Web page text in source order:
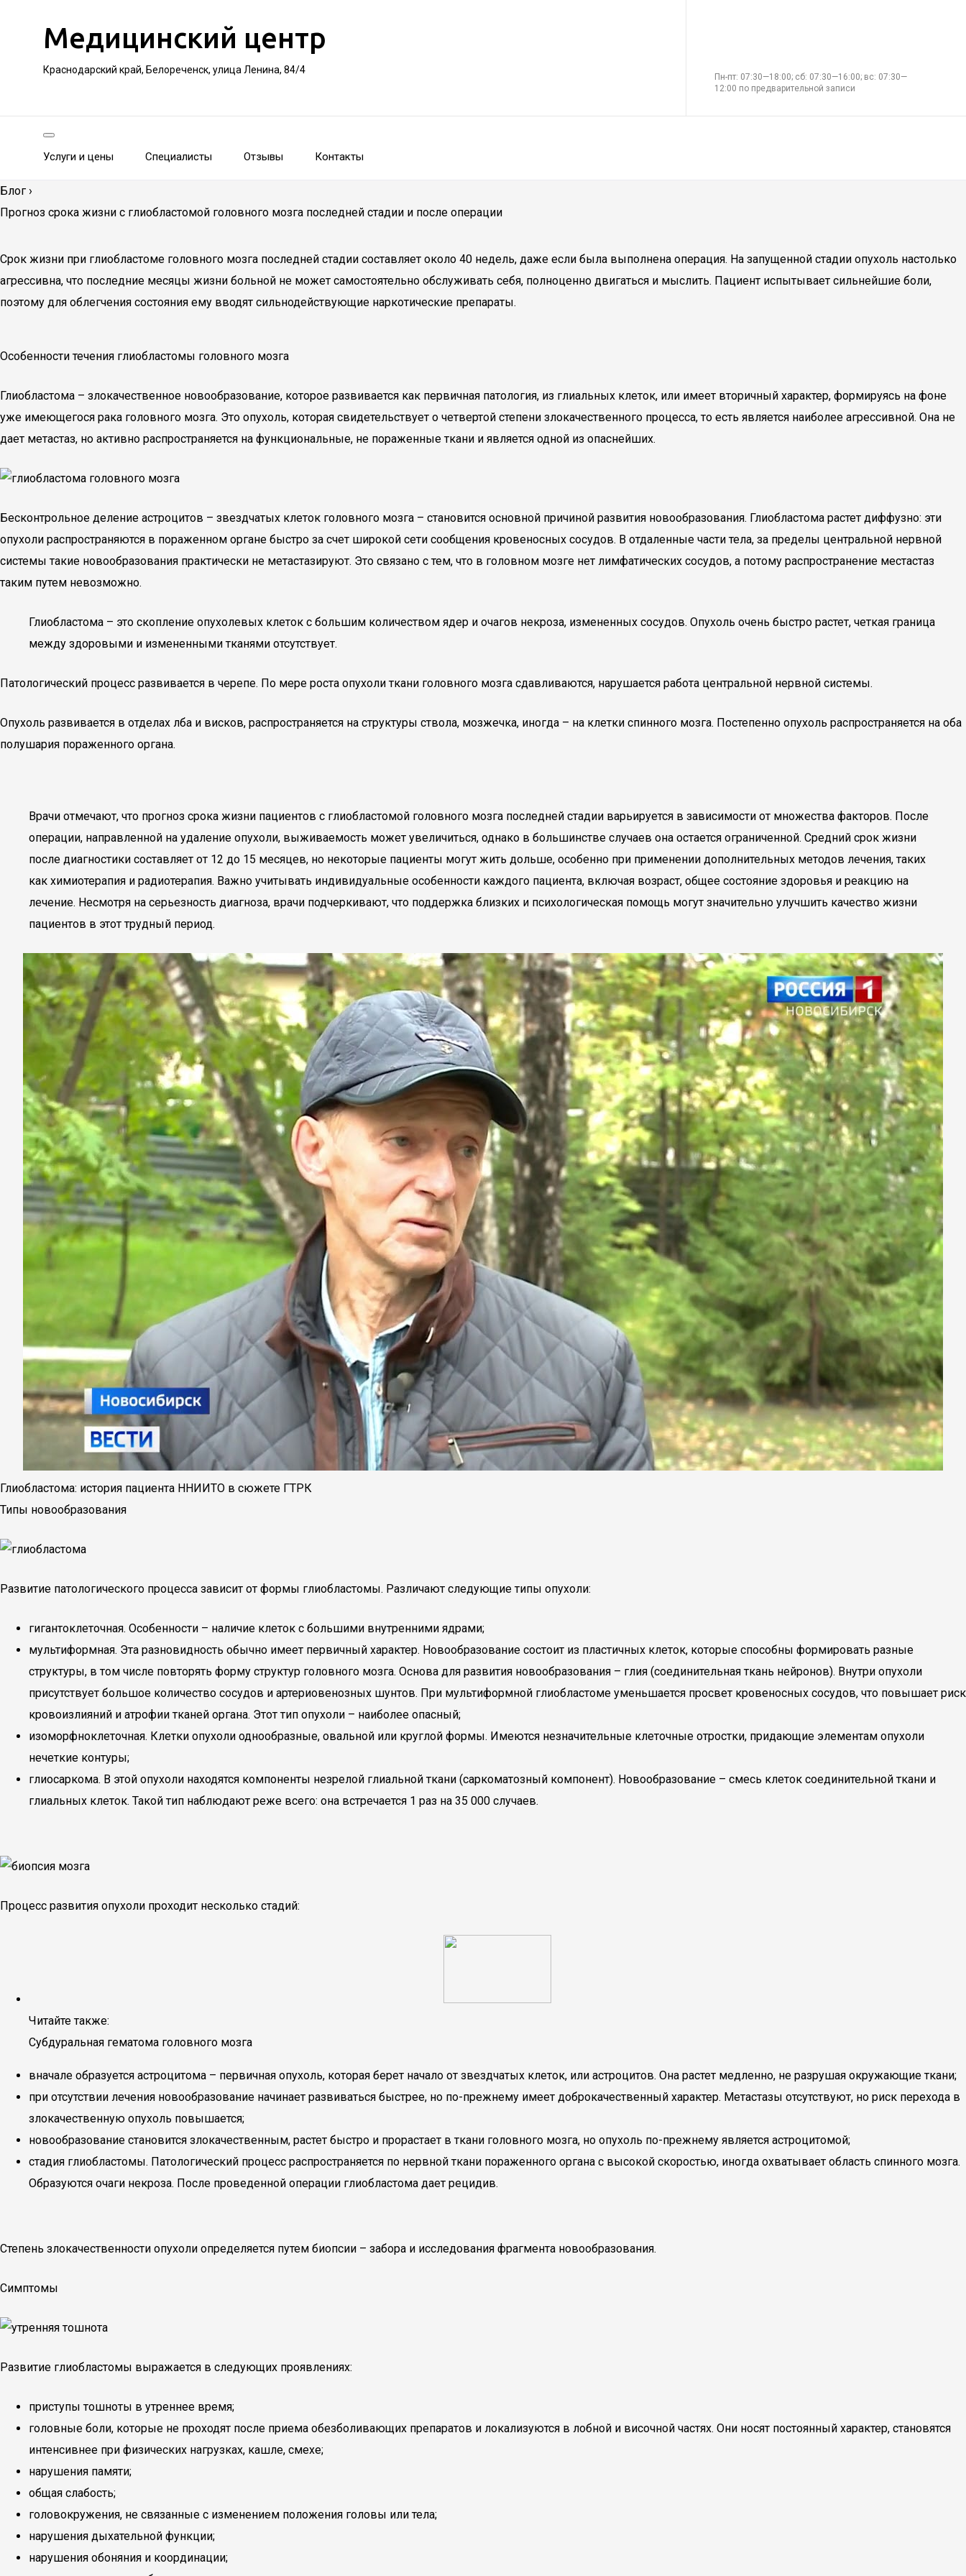
Медицинский центр
Краснодарский край, Белореченск, улица Ленина, 84/4
Пн-пт: 07:30—18:00; сб: 07:30—16:00; вс: 07:30—
12:00 по предварительной записи
Услуги и цены Специалисты Отзывы Контакты
Блог ›
Прогноз срока жизни с глиобластомой головного мозга последней стадии и после операции
Срок жизни при глиобластоме головного мозга последней стадии составляет около 40 недель, даже если была выполнена операция. На запущенной стадии опухоль настолько
агрессивна, что последние месяцы жизни больной не может самостоятельно обслуживать себя, полноценно двигаться и мыслить. Пациент испытывает сильнейшие боли,
поэтому для облегчения состояния ему вводят сильнодействующие наркотические препараты.
Особенности течения глиобластомы головного мозга
Глиобластома – злокачественное новообразование, которое развивается как первичная патология, из глиальных клеток, или имеет вторичный характер, формируясь на фоне
уже имеющегося рака головного мозга. Это опухоль, которая свидетельствует о четвертой степени злокачественного процесса, то есть является наиболее агрессивной. Она не
дает метастаз, но активно распространяется на функциональные, не пораженные ткани и является одной из опаснейших.
Бесконтрольное деление астроцитов – звездчатых клеток головного мозга – становится основной причиной развития новообразования. Глиобластома растет диффузно: эти
опухоли распространяются в пораженном органе быстро за счет широкой сети сообщения кровеносных сосудов. В отдаленные части тела, за пределы центральной нервной
системы такие новообразования практически не метастазируют. Это связано с тем, что в головном мозге нет лимфатических сосудов, а потому распространение местастаз
таким путем невозможно.
Глиобластома – это скопление опухолевых клеток с большим количеством ядер и очагов некроза, измененных сосудов. Опухоль очень быстро растет, четкая граница
между здоровыми и измененными тканями отсутствует.
Патологический процесс развивается в черепе. По мере роста опухоли ткани головного мозга сдавливаются, нарушается работа центральной нервной системы.
Опухоль развивается в отделах лба и висков, распространяется на структуры ствола, мозжечка, иногда – на клетки спинного мозга. Постепенно опухоль распространяется на оба
полушария пораженного органа.
Врачи отмечают, что прогноз срока жизни пациентов с глиобластомой головного мозга последней стадии варьируется в зависимости от множества факторов. После
операции, направленной на удаление опухоли, выживаемость может увеличиться, однако в большинстве случаев она остается ограниченной. Средний срок жизни
после диагностики составляет от 12 до 15 месяцев, но некоторые пациенты могут жить дольше, особенно при применении дополнительных методов лечения, таких
как химиотерапия и радиотерапия. Важно учитывать индивидуальные особенности каждого пациента, включая возраст, общее состояние здоровья и реакцию на
лечение. Несмотря на серьезность диагноза, врачи подчеркивают, что поддержка близких и психологическая помощь могут значительно улучшить качество жизни
пациентов в этот трудный период.
Глиобластома: история пациента ННИИТО в сюжете ГТРК
Типы новообразования
Развитие патологического процесса зависит от формы глиобластомы. Различают следующие типы опухоли:
гигантоклеточная. Особенности – наличие клеток с большими внутренними ядрами;
мультиформная. Эта разновидность обычно имеет первичный характер. Новообразование состоит из пластичных клеток, которые способны формировать разные
структуры, в том числе повторять форму структур головного мозга. Основа для развития новообразования – глия (соединительная ткань нейронов). Внутри опухоли
присутствует большое количество сосудов и артериовенозных шунтов. При мультиформной глиобластоме уменьшается просвет кровеносных сосудов, что повышает риск
кровоизлияний и атрофии тканей органа. Этот тип опухоли – наиболее опасный;
изоморфноклеточная. Клетки опухоли однообразные, овальной или круглой формы. Имеются незначительные клеточные отростки, придающие элементам опухоли
нечеткие контуры;
глиосаркома. В этой опухоли находятся компоненты незрелой глиальной ткани (саркоматозный компонент). Новообразование – смесь клеток соединительной ткани и
глиальных клеток. Такой тип наблюдают реже всего: она встречается 1 раз на 35 000 случаев.
Процесс развития опухоли проходит несколько стадий:
Читайте также:
Субдуральная гематома головного мозга
вначале образуется астроцитома – первичная опухоль, которая берет начало от звездчатых клеток, или астроцитов. Она растет медленно, не разрушая окружающие ткани;
при отсутствии лечения новообразование начинает развиваться быстрее, но по-прежнему имеет доброкачественный характер. Метастазы отсутствуют, но риск перехода в
злокачественную опухоль повышается;
новообразование становится злокачественным, растет быстро и прорастает в ткани головного мозга, но опухоль по-прежнему является астроцитомой;
стадия глиобластомы. Патологический процесс распространяется по нервной ткани пораженного органа с высокой скоростью, иногда охватывает область спинного мозга.
Образуются очаги некроза. После проведенной операции глиобластома дает рецидив.
Степень злокачественности опухоли определяется путем биопсии – забора и исследования фрагмента новообразования.
Симптомы
Развитие глиобластомы выражается в следующих проявлениях:
приступы тошноты в утреннее время;
головные боли, которые не проходят после приема обезболивающих препаратов и локализуются в лобной и височной частях. Они носят постоянный характер, становятся
интенсивнее при физических нагрузках, кашле, смехе;
нарушения памяти;
общая слабость;
головокружения, не связанные с изменением положения головы или тела;
нарушения дыхательной функции;
нарушения обоняния и координации;